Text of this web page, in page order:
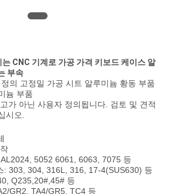
CNC 기계로 가공 가격 키보드 케이스 알
부속
의 고정밀 가공 시트 알루미늄 황동 부품
늄 부품
가 아닌 사용자 정의됩니다. 검토 및 견적
시오.
5052 6061, 6063, 7075 등
: 303, 304, 316L, 316, 17-4(SUS630) 등
Q235,20#,45# 등
GR2, TA4/GR5, TC4 등